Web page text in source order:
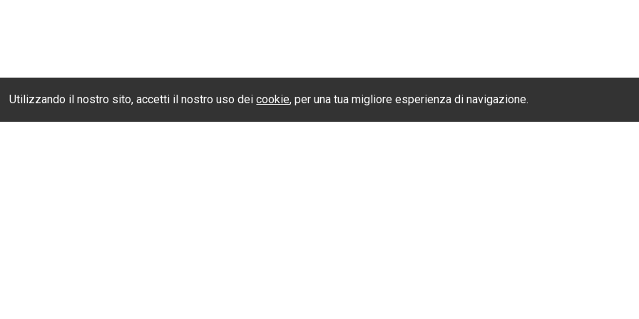
Utilizzando il nostro sito, accetti il nostro uso deicookie, per una tua migliore esperienza di navigazione.